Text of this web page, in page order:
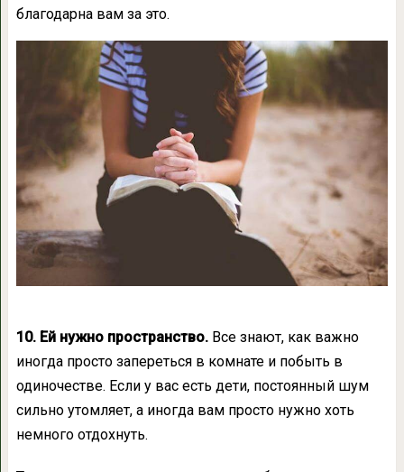
благодарна вам за это.
10. Ей нужно пространство. Все знают, как важно
иногда просто запереться в комнате и побыть в
одиночестве. Если у вас есть дети, постоянный шум
сильно утомляет, а иногда вам просто нужно хоть
немного отдохнуть.